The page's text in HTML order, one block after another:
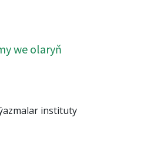
we olaryň
instituty